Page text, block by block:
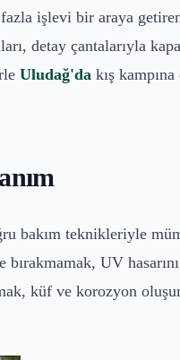
işlevi bir araya
detay çantalarıyla
Uludağ'da kış
bakım teknikleriyle
UV
küf ve korozyon